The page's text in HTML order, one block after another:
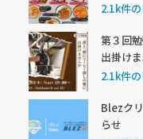
2.1k件
第３回
出掛け
2.1k件
Blezク
らせ